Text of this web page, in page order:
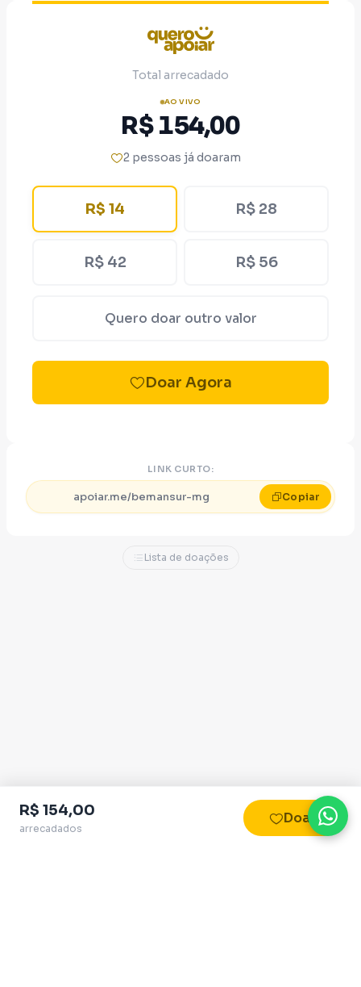
Total arrecadado
AO VIVO
R$ 154,00
2 pessoas já doaram
R$ 14 R$ 28
R$ 42 R$ 56
Quero doar outro valor
Doar Agora
LINK CURTO:
apoiar.me/bemansur-mg Copiar
Lista de doações
R$ 154,00
arrecadados
Doar